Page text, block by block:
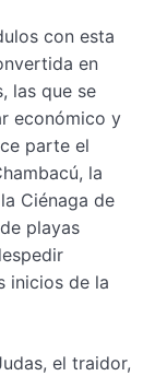
con esta
en
las que se
económico y
parte el
la
Ciénaga de
playas
inicios de la
el traidor,